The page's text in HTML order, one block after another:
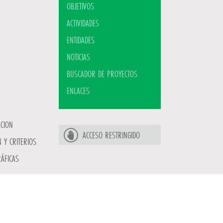
Y CRITERIOS
OBJETIVOS
ACTIVIDADES
ENTIDADES
NOTICIAS
BUSCADOR DE PROYECTOS
ENLACES
ACCESO RESTRINGIDO